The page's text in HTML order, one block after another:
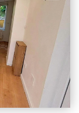
Vous
au gaz
réalisés sur la
l'extérieur a été
est en cours
et une
aucun autre
la copropriété.
immédiate des
en fait un
pour un